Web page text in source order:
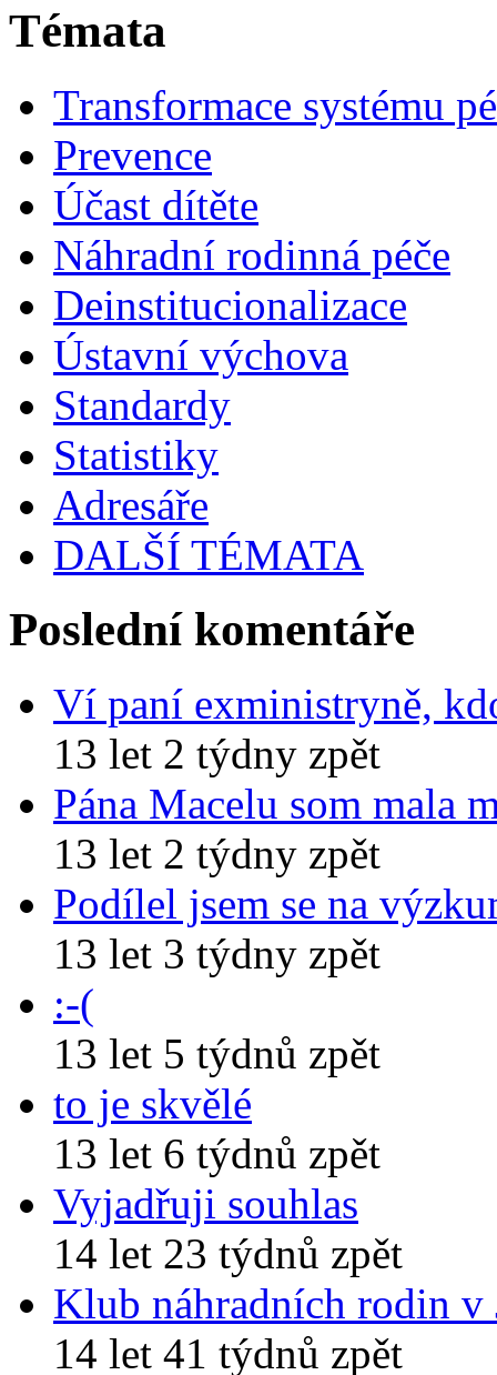
Témata
Transformace systému
Prevence
Účast dítěte
Náhradní rodinná péče
Deinstitucionalizace
Ústavní výchova
Standardy
Statistiky
Adresáře
DALŠÍ TÉMATA
Poslední komentáře
Ví paní exministryně,
13 let 2 týdny zpět
Pána Macelu som mala
13 let 2 týdny zpět
Podílel jsem se na
13 let 3 týdny zpět
:-(
13 let 5 týdnů zpět
to je skvělé
13 let 6 týdnů zpět
Vyjadřuji souhlas
14 let 23 týdnů zpět
Klub náhradních rodin v
14 let 41 týdnů zpět